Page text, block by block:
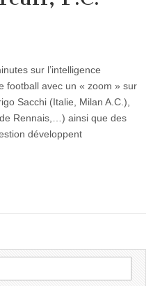
sur l’intelligence
football avec un « zoom » sur
Sacchi (Italie, Milan A.C.),
Rennais,…) ainsi que des
développent